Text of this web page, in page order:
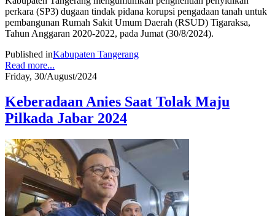
perkara (SP3) dugaan tindak pidana korupsi pengadaan tanah untuk
pembangunan Rumah Sakit Umum Daerah (RSUD) Tigaraksa,
Tahun Anggaran 2020-2022, pada Jumat (30/8/2024).
Published inKabupaten Tangerang
Read more...
Friday, 30/August/2024
Keberadaan Anies Saat Tolak Maju
Pilkada Jabar 2024